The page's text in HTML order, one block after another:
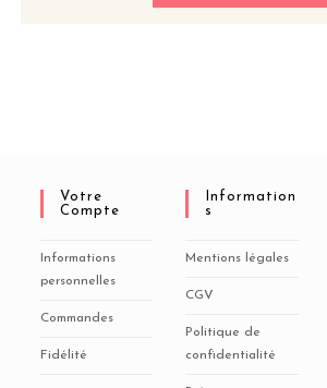
Votre
Compte
Informations
personnelles
Commandes
Fidélité
Information
S
Mentions légales
CGV
Politique de
confidentialité